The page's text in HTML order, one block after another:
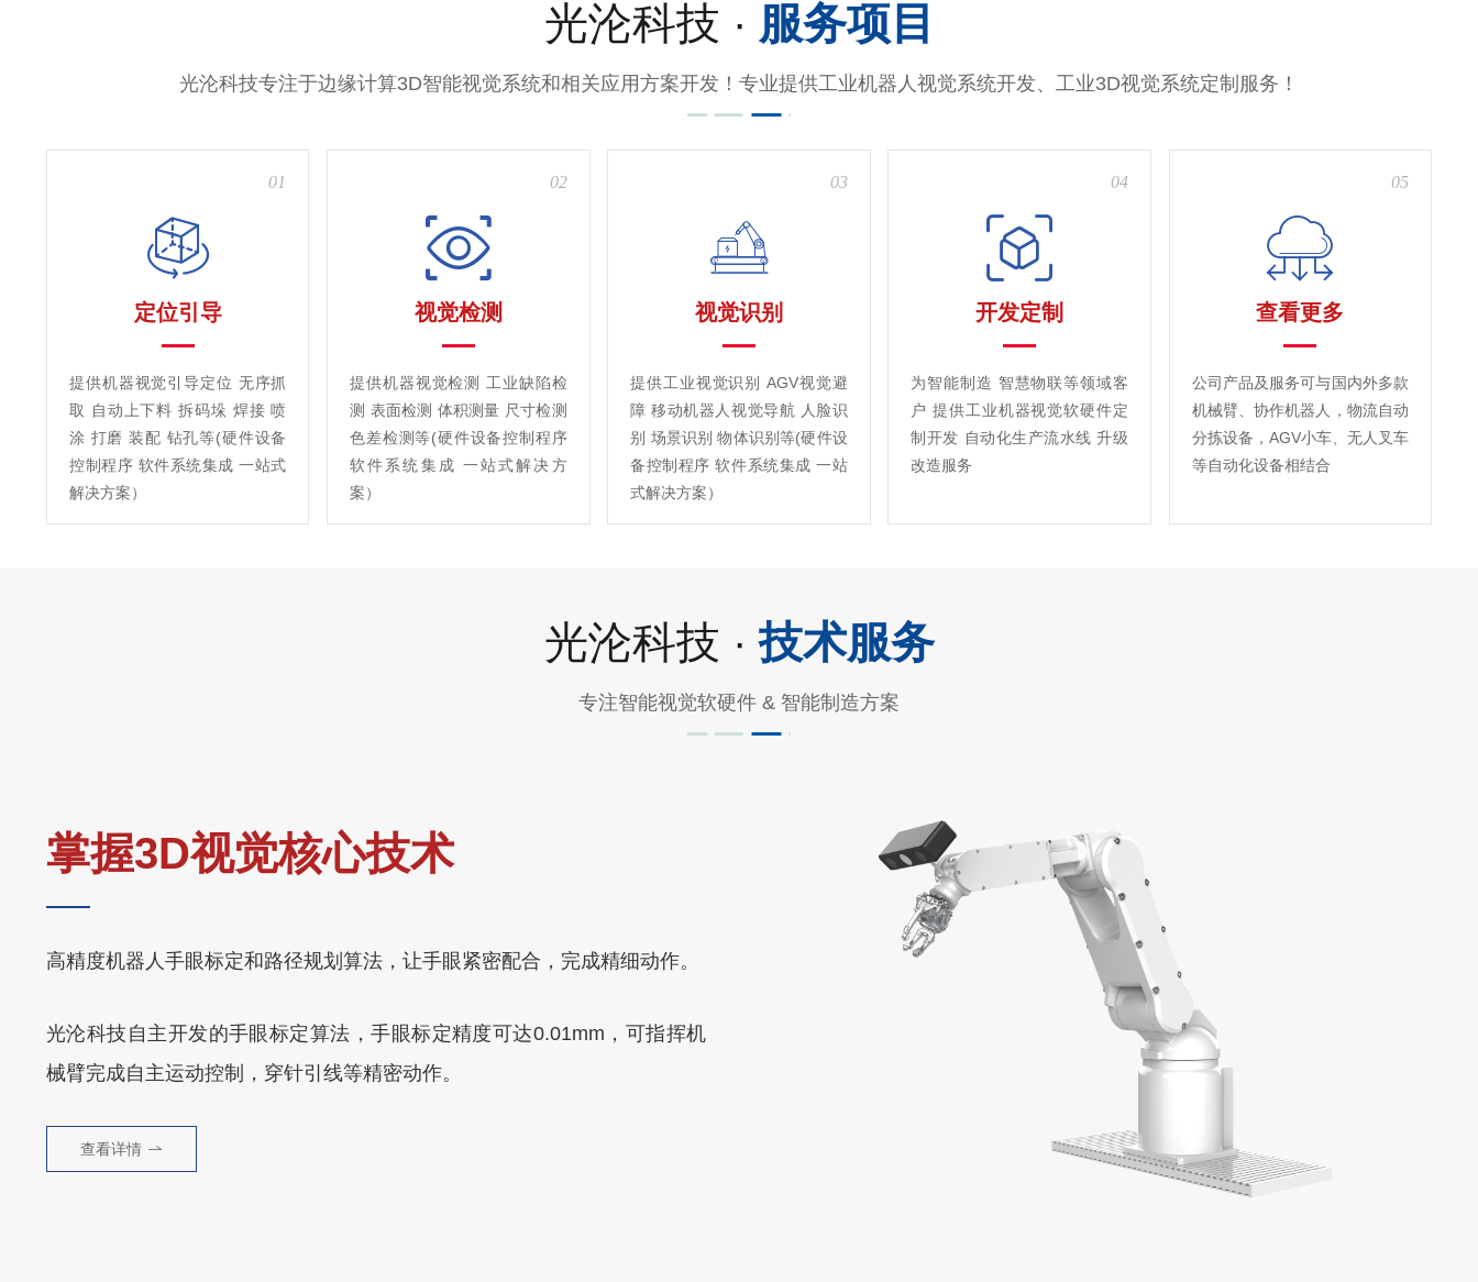
光沦科技 · 服务项目
光沦科技专注于边缘计算3D智能视觉系统和相关应用方案开发！专业提供工业机器人视觉系统开发、工业3D视觉系统定制服务！
01
定位引导
提供机器视觉引导定位 无序抓
取 自动上下料 拆码垛 焊接 喷
涂 打磨 装配 钻孔等(硬件设备
控制程序 软件系统集成 一站式
解决方案）
02
视觉检测
提供机器视觉检测 工业缺陷检
测 表面检测 体积测量 尺寸检测
色差检测等(硬件设备控制程序
软件系统集成 一站式解决方
案）
03
视觉识别
提供工业视觉识别 AGV视觉避
障 移动机器人视觉导航 人脸识
别 场景识别 物体识别等(硬件设
备控制程序 软件系统集成 一站
式解决方案）
04
开发定制
为智能制造 智慧物联等领域客
户 提供工业机器视觉软硬件定
制开发 自动化生产流水线 升级
改造服务
05
查看更多
公司产品及服务可与国内外多款
机械臂、协作机器人，物流自动
分拣设备，AGV小车、无人叉车
等自动化设备相结合
光沦科技 ·技术服务
专注智能视觉软硬件 & 智能制造方案
掌握3D视觉核心技术
高精度机器人手眼标定和路径规划算法，让手眼紧密配合，完成精细动作。
光沦科技自主开发的手眼标定算法，手眼标定精度可达0.01mm，可指挥机
械臂完成自主运动控制，穿针引线等精密动作。
查看详情